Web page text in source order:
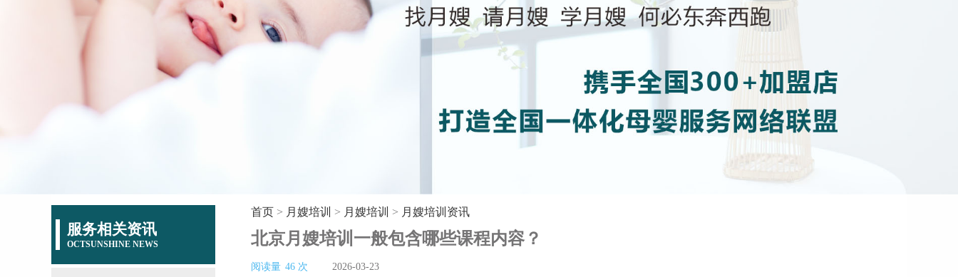
服务相关资讯
OCTSUNSHINE NEWS
首页 > 月嫂培训 > 月嫂培训 > 月嫂培训资讯
北京月嫂培训一般包含哪些课程内容？
阅读量 46 次 2026-03-23